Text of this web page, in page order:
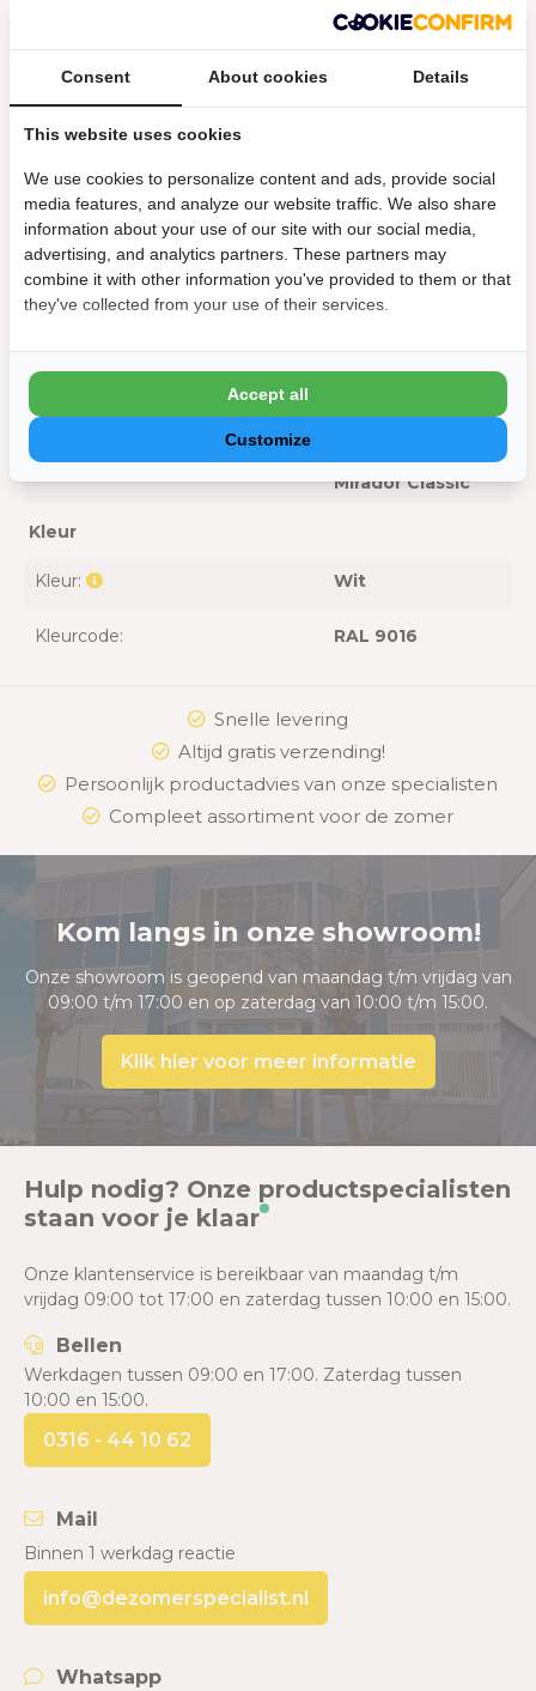
Fabrieksgarantie: 2 jaar
Materiaal: Aluminium
Afmeting
Lengte: 93 cm
Hoogte : 238,25 cm
Algemeen
Geschikt voor: Mirador Deluxe,
Mirador Classic
Kleur
Kleur: Wit
Kleurcode: RAL 9016
Snelle levering
Altijd gratis verzending!
Persoonlijk productadvies van onze specialisten
Compleet assortiment voor de zomer
Kom langs in onze showroom!
Onze showroom is geopend van maandag t/m vrijdag van
09:00 t/m 17:00 en op zaterdag van 10:00 t/m 15:00.
Klik hier voor meer informatie
Hulp nodig? Onze productspecialisten
staan voor je klaar
Onze klantenservice is bereikbaar van maandag t/m
vrijdag 09:00 tot 17:00 en zaterdag tussen 10:00 en 15:00.
Bellen
Werkdagen tussen 09:00 en 17:00. Zaterdag tussen
10:00 en 15:00.
0316 - 44 10 62
Mail
Binnen 1 werkdag reactie
info@dezomerspecialist.nl
Whatsapp
Consent About cookies Details
This website uses cookies
We use cookies to personalize content and ads, provide social
media features, and analyze our website traffic. We also share
information about your use of our site with our social media,
advertising, and analytics partners. These partners may
combine it with other information you've provided to them or that
they've collected from your use of their services.
Customize
Accept all